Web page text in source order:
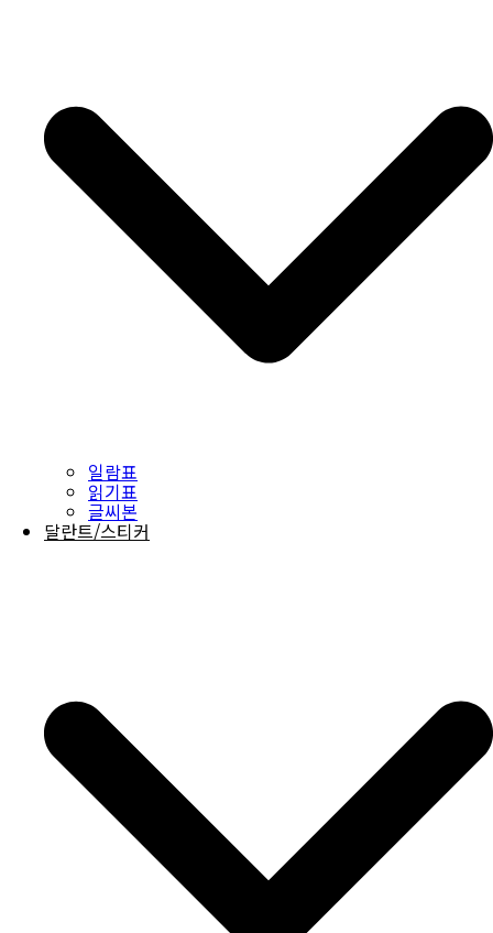
일람표
읽기표
글씨본
달란트/스티커